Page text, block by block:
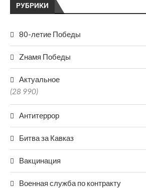
РУБРИКИ
80-летие Победы
Zнамя Победы
Актуальное
(28 990)
Антитеррор
Битва за Кавказ
Вакцинация
Военная служба по контракту